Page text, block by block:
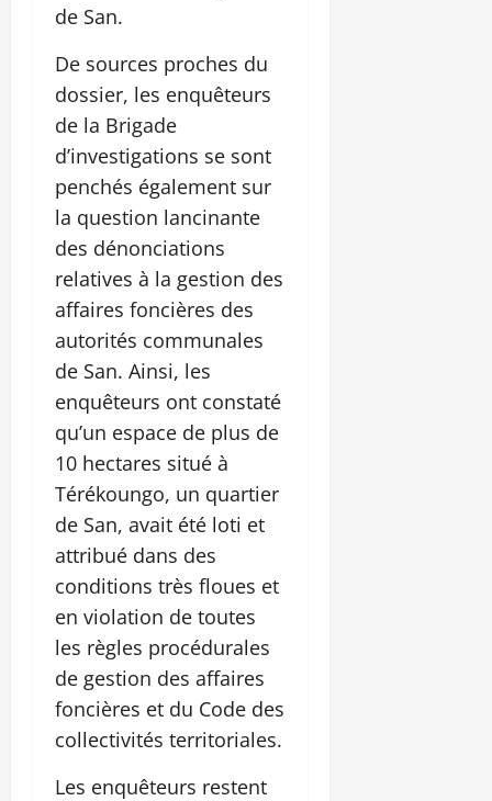
de San.
De sources proches du
dossier, les enquêteurs
de la Brigade
d’investigations se sont
penchés également sur
la question lancinante
des dénonciations
relatives à la gestion des
affaires foncières des
autorités communales
de San. Ainsi, les
enquêteurs ont constaté
qu’un espace de plus de
10 hectares situé à
Térékoungo, un quartier
de San, avait été loti et
attribué dans des
conditions très floues et
en violation de toutes
les règles procédurales
de gestion des affaires
foncières et du Code des
collectivités territoriales.
Les enquêteurs restent